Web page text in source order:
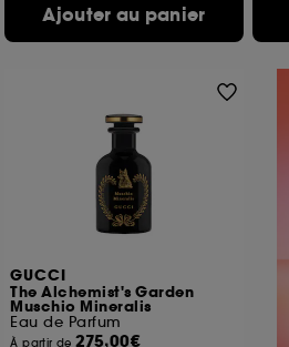
Ajouter au panier
GUCCI
The Alchemist's Garden
Muschio Mineralis
Eau de Parfum
À partir de275,00€